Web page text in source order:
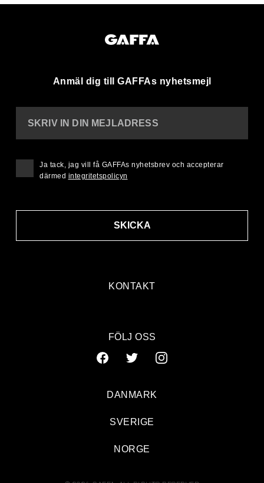
Anmäl dig till GAFFAs nyhetsmejl
KONTAKT
SKRIV IN DIN MEJLADRESS
SKICKA
Ja tack, jag vill få GAFFAs nyhetsbrev och accepterar
därmed integritetspolicyn
FÖLJ OSS
DANMARK
SVERIGE
NORGE